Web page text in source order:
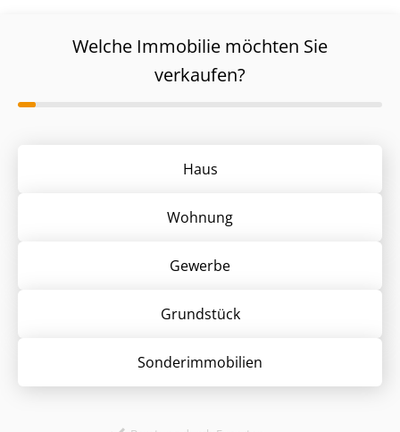
Welche Immobilie möchten Sie
verkaufen?
Haus
Wohnung
Gewerbe
Grund­stück
Sonder­immobilien